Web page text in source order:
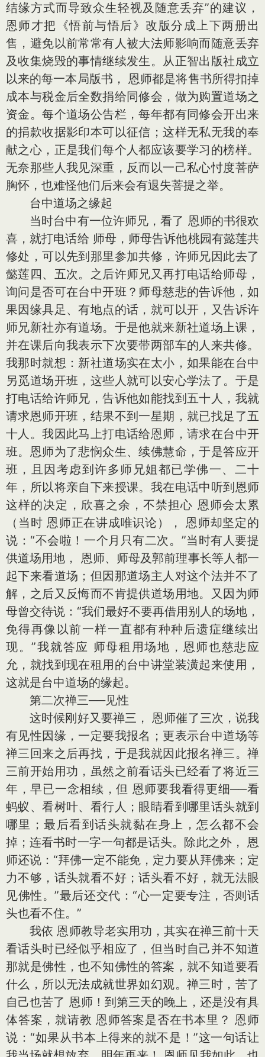
结缘方式而导致众生轻视及随意丢弃”的建议，
恩师才把《悟前与悟后》改版分成上下两册出
售，避免以前常常有人被大法师影响而随意丢弃
及收集烧毁的事情继续发生。从正智出版社成立
以来的每一本局版书， 恩师都是将售书所得扣掉
成本与税金后全数捐给同修会，做为购置道场之
资金。每个道场公告栏，每年都有同修会开出来
的捐款收据影印本可以征信；这样无私无我的奉
献之心，正是我们每个人都应该要学习的榜样。
无奈那些人我见深重，反而以一己私心忖度菩萨
胸怀，也难怪他们后来会有退失菩提之举。
台中道场之缘起
当时台中有一位许师兄，看了 恩师的书很欢
喜，就打电话给 师母，师母告诉他桃园有懿莲共
修处，可以先到那里参加共修，许师兄因此去了
懿莲四、五次。之后许师兄又再打电话给师母，
询问是否可在台中开班？师母慈悲的告诉他，如
果因缘具足、有地点的话，就可以开，又告诉许
师兄新社亦有道场。于是他就来新社道场上课，
并在课后向我表示下次要带两部车的人来共修。
我那时就想：新社道场实在太小，如果能在台中
另觅道场开班，这些人就可以安心学法了。于是
打电话给许师兄，告诉他如能找到五十人，我就
请求恩师开班，结果不到一星期，就已找足了五
十人。我因此马上打电话给恩师，请求在台中开
班。恩师为了悲悯众生、续佛慧命，于是答应开
班，且因考虑到许多师兄姐都已学佛一、二十
年，所以将亲自下来授课。我在电话中听到恩师
这样的决定，欣喜之余，不禁担心 恩师会太累
（当时 恩师正在讲成唯识论）， 恩师却坚定的
说：“不会啦！一个月只有二次。”当时有人要提
供道场用地， 恩师、师母及郭前理事长等人都一
起下来看道场；但因那道场主人对这个法并不了
解，之后又反悔而不肯提供道场用地。又因为师
母曾交待说：“我们最好不要再借用别人的场地，
免得再像以前一样一直都有种种后遗症继续出
现。”我就答应 师母租用场地，恩师也慈悲应
允，就找到现在租用的台中讲堂装潢起来使用，
这就是台中道场的缘起。
第二次禅三──见性
这时候刚好又要禅三， 恩师催了三次，说我
有见性因缘，一定要我报名；更表示台中道场等
禅三回来之后再找，于是我就因此报名禅三。禅
三前开始用功，虽然之前看话头已经看了将近三
年，早已一念相续，但 恩师要我看得更细──看
蚂蚁、看树叶、看行人；眼睛看到哪里话头就到
哪里；最后看到话头就黏在身上，怎么都不会
掉；连看书时一字一句都是话头。除此之外， 恩
师还说：“拜佛一定不能免，定力要从拜佛来；定
力不够，话头就看不好；话头看不好，就无法眼
见佛性。”最后还交代：“心一定要专注，否则话
头也看不住。”
我依 恩师教导老实用功，其实在禅三前十天
看话头时已经似乎相应了，但当时自己并不知道
那就是佛性，也不知佛性的答案，就不知道要看
什么，所以无法成就世界如幻观。禅三时，苦了
自己也苦了 恩师！到第三天的晚上，还是没有具
体答案，就请教 恩师答案是否在书本里？ 恩师
说：“如果从书本上得来的就不是！”这一句话让